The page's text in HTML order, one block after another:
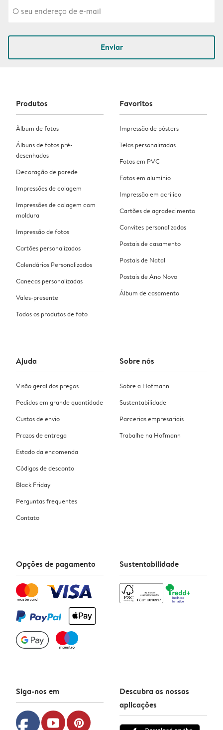
Enviar
Produtos
Álbum de fotos
Álbuns de fotos pré-
desenhados
Decoração de parede
Impressões de colagem
Impressões de colagem com
moldura
Impressão de fotos
Cartões personalizados
Calendários Personalizados
Canecas personalizadas
Vales-presente
Todos os produtos de foto
Favoritos
Impressão de pósters
Telas personalizadas
Fotos em PVC
Fotos em alumínio
Impressão em acrílico
Cartões de agradecimento
Convites personalizados
Postais de casamento
Postais de Natal
Postais de Ano Novo
Álbum de casamento
Ajuda
Visão geral dos preços
Pedidos em grande quantidade
Custos de envio
Prazos de entrega
Estado da encomenda
Códigos de desconto
Black Friday
Perguntas frequentes
Contato
Sobre nós
Sobre a Hofmann
Sustentabilidade
Parcerias empresariais
Trabalhe na Hofmann
Opções de pagamento Sustentabilidade
Siga-nos em
youtube pinterest
Descubra as nossas
aplicações